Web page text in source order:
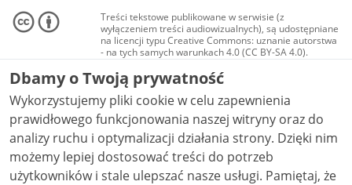
Treści tekstowe publikowane w serwisie (z
wyłączeniem treści audiowizualnych), są udostępniane
na licencji typu Creative Commons: uznanie autorstwa
- na tych samych warunkach 4.0 (CC BY-SA 4.0).
Materiały audiowizualne, w tym zdjęcia, materiały
audio i wideo, są udostępniane na licencji typu
Creative Commons: uznanie autorstwa użycie
niekomercyjne - bez utworów zależnych 4.0 (CC BY-
NC-ND 4.0), o ile nie jest to stwierdzone inaczej.
Dbamy o Twoją prywatność
Wykorzystujemy pliki cookie w celu zapewnienia
prawidłowego funkcjonowania naszej witryny oraz do
analizy ruchu i optymalizacji działania strony. Dzięki nim
możemy lepiej dostosować treści do potrzeb
użytkowników i stale ulepszać nasze usługi. Pamiętaj, że